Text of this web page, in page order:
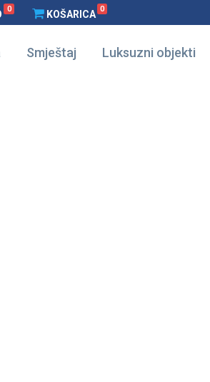
0 KOŠARICA 0
Smještaj Luksuzni objekti